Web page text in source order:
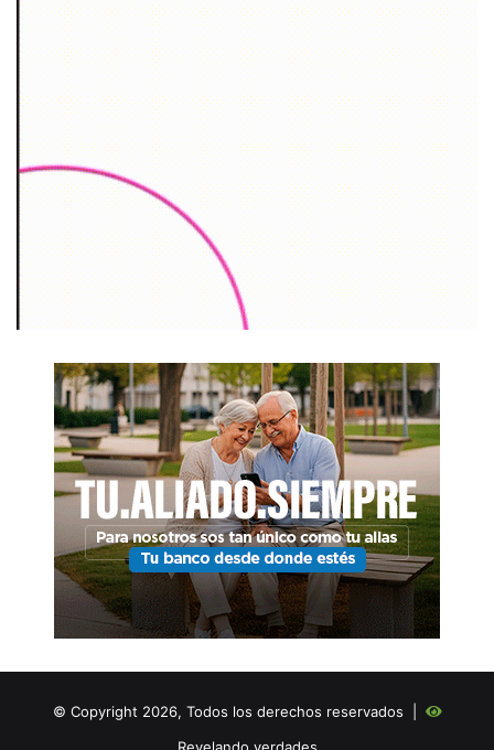
© Copyright 2026, Todos los derechos reservados |
Revelando verdades